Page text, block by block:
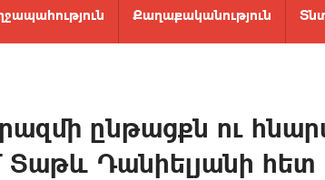
Քաղաքականություն
ընթացքն ու
Տաթև Դանիելյանի հետ